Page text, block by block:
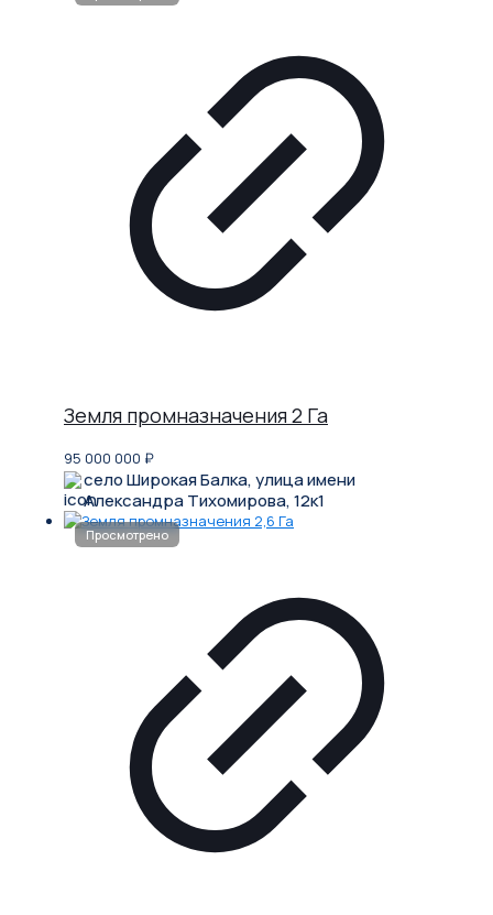
Земля промназначения 2 Га
95 000 000 ₽
село Широкая Балка, улица имени
Александра Тихомирова, 12к1